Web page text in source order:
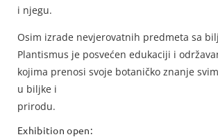
i njegu.
Osim izrade nevjerovatnih predmeta sa
Plantismus je posvećen edukaciji i
kojima prenosi svoje botaničko znanje
u biljke i
prirodu.
Exhibition open: